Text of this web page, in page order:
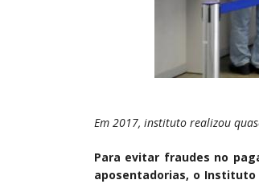
Em 2017, instituto realizou
Para evitar fraudes no
aposentadorias, o Instituto